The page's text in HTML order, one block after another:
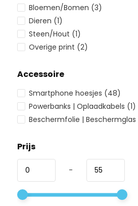
Bloemen/Bomen (3)
Dieren (1)
Steen/Hout (1)
Overige print (2)
Accessoire
Smartphone hoesjes (48)
Powerbanks | Oplaadkabels (1)
Beschermfolie | Beschermglas
Prijs
-